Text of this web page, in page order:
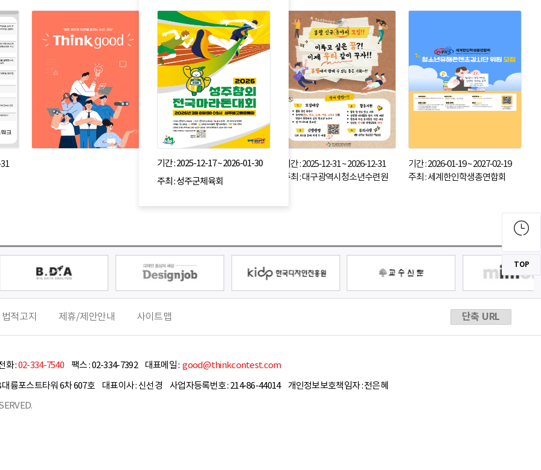
TOP
기간 : 2025-12-17 ~ 2026-01-30
주최 : 성주군체육회
기간 : 2025-12-31 ~ 2026-12-31
주최 : 대구광역시청소년수련원
기간 : 2026-01-19 ~ 2027-02-19
주최 : 세계한인학생총연합회
적고지 제휴/제안안내 사이트맵 단축 URL
화 :02-334-7540 팩스 :02-334-7392 대표메일 : good@thinkcontest.com
대륭포스트타워 6차 607호
대표이사 : 신선경 사업자등록번호 : 214-86-44014
개인정보보호책임자 : 전은혜